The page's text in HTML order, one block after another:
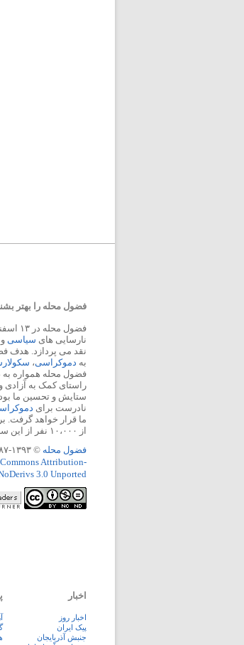
فضول محله را بهتر
نارسایی های سیاسی و
نقد می پردازد. هدف
به دموکراسی،
فضول محله همواره به
راستای کمک به
ستایش و تحسین ما
نادرست برای
ما قرار خواهد گرفت.
از ۱۰،۰۰۰ نفر از این سایت دیدن می کنند.
فضول محله © ۱۳۹۳-۱۳۸۷ -
Attribution-
3.0 Unported
اخبار
اخبار روز
پيک ايران
جنبش آذربایجان